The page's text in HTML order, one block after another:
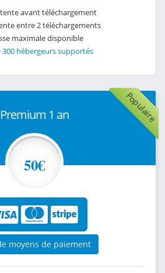
avant téléchargement
entre 2 téléchargements
maximale disponible
300 hébergeurs supportés
Populaire
Premium 1 an
50€
moyens de paiement